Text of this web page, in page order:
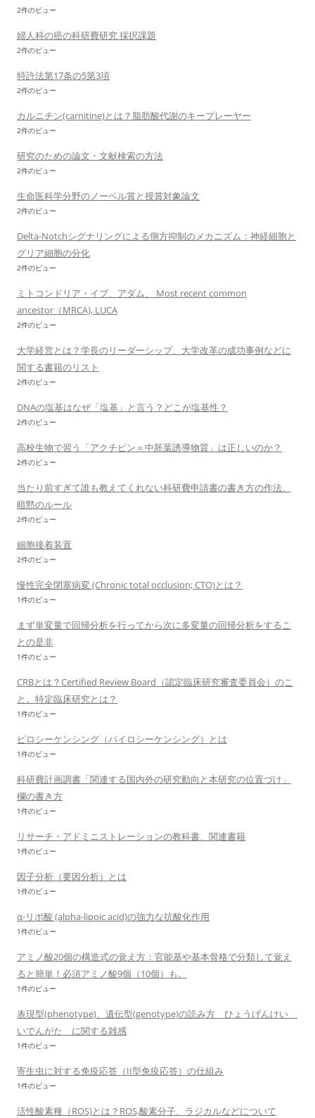
2件のビュー
婦人科の癌の科研費研究 採択課題
2件のビュー
特許法第17条の5第3項
2件のビュー
カルニチン(carnitine)とは？脂肪酸代謝のキープレーヤー
2件のビュー
研究のための論文・文献検索の方法
2件のビュー
生命医科学分野のノーベル賞と授賞対象論文
2件のビュー
Delta-Notchシグナリングによる側方抑制のメカニズム：神経細胞と
グリア細胞の分化
2件のビュー
ミトコンドリア・イブ、アダム、 Most recent common
ancestor（MRCA), LUCA
2件のビュー
大学経営とは？学長のリーダーシップ、大学改革の成功事例などに
関する書籍のリスト
2件のビュー
DNAの塩基はなぜ「塩基」と言う？どこが塩基性？
2件のビュー
高校生物で習う「アクチビン＝中胚葉誘導物質」は正しいのか？
2件のビュー
当たり前すぎて誰も教えてくれない科研費申請書の書き方の作法、
暗黙のルール
2件のビュー
細胞接着装置
2件のビュー
慢性完全閉塞病変 (Chronic total occlusion; CTO)とは？
1件のビュー
まず単変量で回帰分析を行ってから次に多変量の回帰分析をするこ
との是非
1件のビュー
CRBとは？Certified Review Board（認定臨床研究審査委員会）のこ
と。特定臨床研究とは？
1件のビュー
ピロシーケンシング（パイロシーケンシング）とは
1件のビュー
科研費計画調書「関連する国内外の研究動向と本研究の位置づけ」
欄の書き方
1件のビュー
リサーチ・アドミニストレーションの教科書、関連書籍
1件のビュー
因子分析（要因分析）とは
1件のビュー
α-リポ酸 (alpha-lipoic acid)の強力な抗酸化作用
1件のビュー
アミノ酸20個の構造式の覚え方：官能基や基本骨格で分類して覚え
ると簡単！必須アミノ酸9個（10個）も。
1件のビュー
表現型(phenotype)、遺伝型(genotype)の読み方 ひょうげんけい
いでんがた に関する雑感
1件のビュー
寄生虫に対する免疫応答（II型免疫応答）の仕組み
1件のビュー
活性酸素種（ROS)とは？ROS,酸素分子、ラジカルなどについて